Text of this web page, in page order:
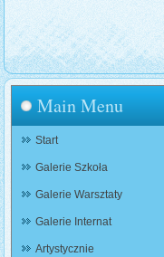
Main Menu
Start
Galerie Szkoła
Galerie Warsztaty
Galerie Internat
Artystycznie